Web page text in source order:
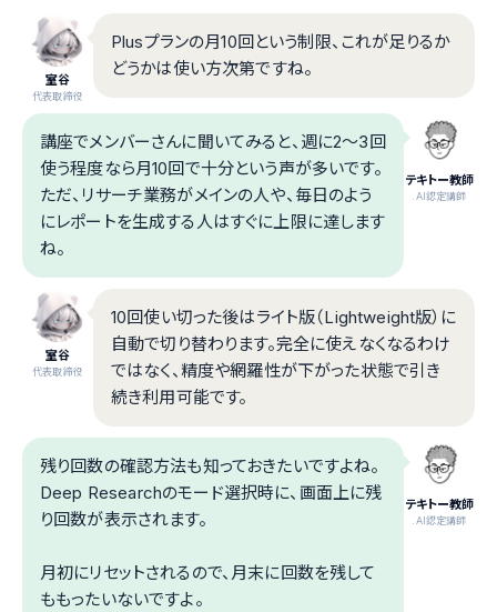
室谷
代表取締役
Plusプランの月10回という制限、これが足りるか
どうかは使い方次第ですね。
テキトー教師
.AI認定講師
講座でメンバーさんに聞いてみると、週に2〜3回
使う程度なら月10回で十分という声が多いです。
ただ、リサーチ業務がメインの人や、毎日のよう
にレポートを生成する人はすぐに上限に達します
ね。
室谷
代表取締役
10回使い切った後はライト版（Lightweight版）に
自動で切り替わります。完全に使えなくなるわけ
ではなく、精度や網羅性が下がった状態で引き
続き利用可能です。
テキトー教師
.AI認定講師
残り回数の確認方法も知っておきたいですよね。
Deep Researchのモード選択時に、画面上に残
り回数が表示されます。
月初にリセットされるので、月末に回数を残して
ももったいないですよ。